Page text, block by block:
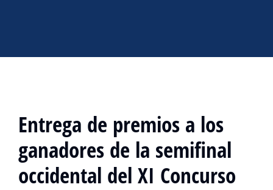
Entrega de premios a los
ganadores de la semifinal
occidental del XI Concurso